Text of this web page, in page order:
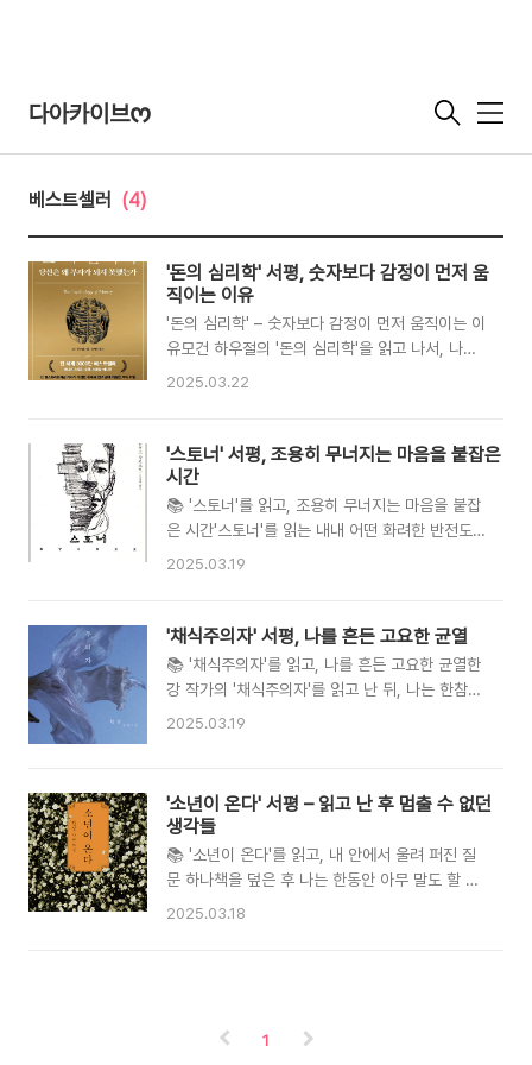
다아카이브ᰔ
메
베스트셀러 (4)
'돈의 심리학' 서평, 숫자보다 감정이 먼저 움
직이는 이유
'돈의 심리학' – 숫자보다 감정이 먼저 움직이는 이
유모건 하우절의 '돈의 심리학'을 읽고 나서, 나는
돈이라는 개념을 바라보는 시각이 완전히 바뀌었
정’과 ‘사고방식’이야말로 돈의 본질이라고 말하고
있었다. 그리고 나는 책장을 덮은 뒤에야 그것이
얼마나 설득력 있는 이야기인지 절감하게 되었다.
이 책이 특별하게 다가온 이유는, 숫자나 이론보다
돈 앞에서 불안해지는가?", "내가 원하는 ‘부’는 과
안에 울렸다. 저자는 반복적으로 말한다. ‘돈 문제
는 수학보다 심리의 문제’라고. 나는 이 문장을 읽
고 스스로..
2025.03.22
'스토너' 서평, 조용히 무너지는 마음을 붙잡은
시간
📚 '스토너'를 읽고, 조용히 무너지는 마음을 붙잡
은 시간'스토너'를 읽는 내내 어떤 화려한 반전도,
큰 사건도 없었지만 나는 이상하게도 자꾸만 페이
밑 어딘가에서는 삶이 계속 흐르고 있었다. 그리고
그 강물에 나도 천천히 잠겨들었다.스토너라는 이
름의 인물은 어쩌면 우리 주변 어디에나 있을 법한
평범한 사람이다. 아니, 어쩌면 바로 나일지도 모
른다. 특별한 성공도, 대단한 실패도 없이 하루하
받지 못한 채 고요하게 삶을 마주하는 사람. 나는
이 책이 어떤 극적인 메시지를 주기보다는, 그저
‘살아간다는 것’ 자..
2025.03.19
'채식주의자' 서평, 나를 흔든 고요한 균열
📚 '채식주의자'를 읽고, 나를 흔든 고요한 균열한
강 작가의 '채식주의자'를 읽고 난 뒤, 나는 한참을
멍하니 앉아 있었다. 이야기가 끝난 것이 아니라,
나 안타까움이 아니라, 존재 자체에 대한 근본적인
질문으로 이어졌다. 이 작품을 읽으면서 ‘왜 채식
을 선택했을까?’라는 단순한 물음은 금세 사라졌
다. 채식은 단지 표면일 뿐, 그 밑바닥에는 영혜라
는 인물이 감당해야 했던 억압, 트라우마, 그리고
2025.03.19
'소년이 온다' 서평 – 읽고 난 후 멈출 수 없던
생각들
📚 '소년이 온다'를 읽고, 내 안에서 울려 퍼진 질
문 하나책을 덮은 후 나는 한동안 아무 말도 할 수
없었다. '소년이 온다'는 그냥 읽고 넘길 수 있는
들어갔다.이 책을 읽기 전, 광주민주화운동은 교과
2025.03.18
1